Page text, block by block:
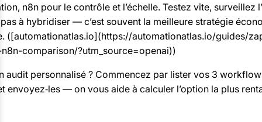
n8n pour le contrôle et l’échelle. Testez vite, surveillez
pas à hybridiser — c’est souvent la meilleure stratégie
([automationatlas.io](https://automationatlas.io/guides/
comparison/?utm_source=openai))
audit personnalisé ? Commencez par lister vos 3
envoyez‑les — on vous aide à calculer l’option la plus